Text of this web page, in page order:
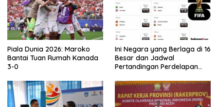
Piala Dunia 2026: Maroko
Bantai Tuan Rumah Kanada
3-0
Ini Negara yang Berlaga di 16
Besar dan Jadwal
Pertandingan Perdelapan